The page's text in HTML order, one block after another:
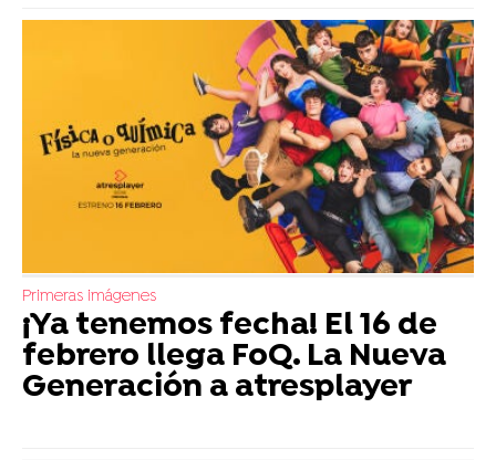
Primeras imágenes
¡Ya tenemos fecha! El 16 de
febrero llega FoQ. La Nueva
Generación a atresplayer